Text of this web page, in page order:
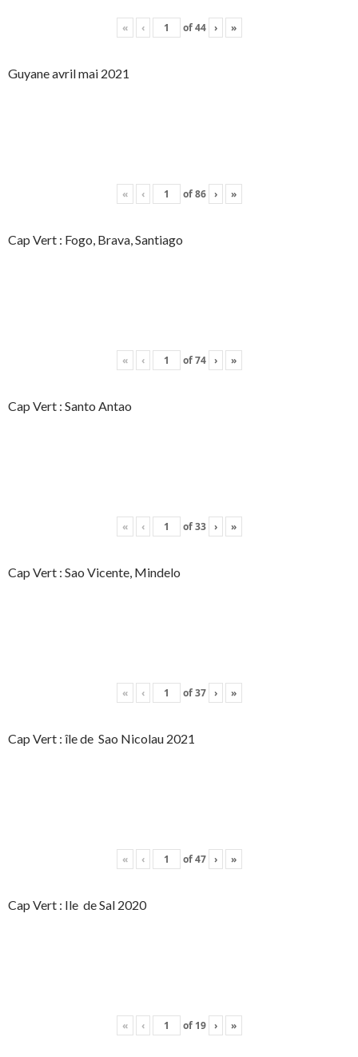
« ‹ of44 › »
Guyane avril mai 2021
« ‹ of86 › »
Cap Vert : Fogo, Brava, Santiago
« ‹ of74 › »
Cap Vert : Santo Antao
« ‹ of33 › »
Cap Vert : Sao Vicente, Mindelo
« ‹ of37 › »
Cap Vert : île de Sao Nicolau 2021
« ‹ of47 › »
Cap Vert : Ile de Sal 2020
« ‹ of 19 › »